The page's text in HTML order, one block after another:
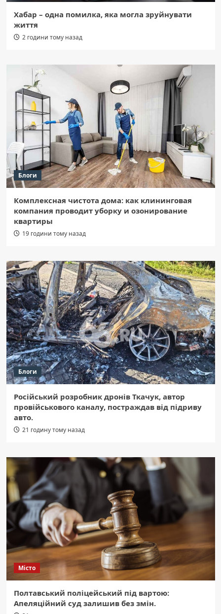
Хабар – одна помилка, яка могла зруйнувати
життя
2 години тому назад
Блоги
Комплексная чистота дома: как клининговая
компания проводит уборку и озонирование
квартиры
19 години тому назад
Блоги
Російський розробник дронів Ткачук, автор
провійськового каналу, постраждав від підриву
авто.
21 годину тому назад
Місто
Полтавський поліцейський під вартою:
Апеляційний суд залишив без змін.